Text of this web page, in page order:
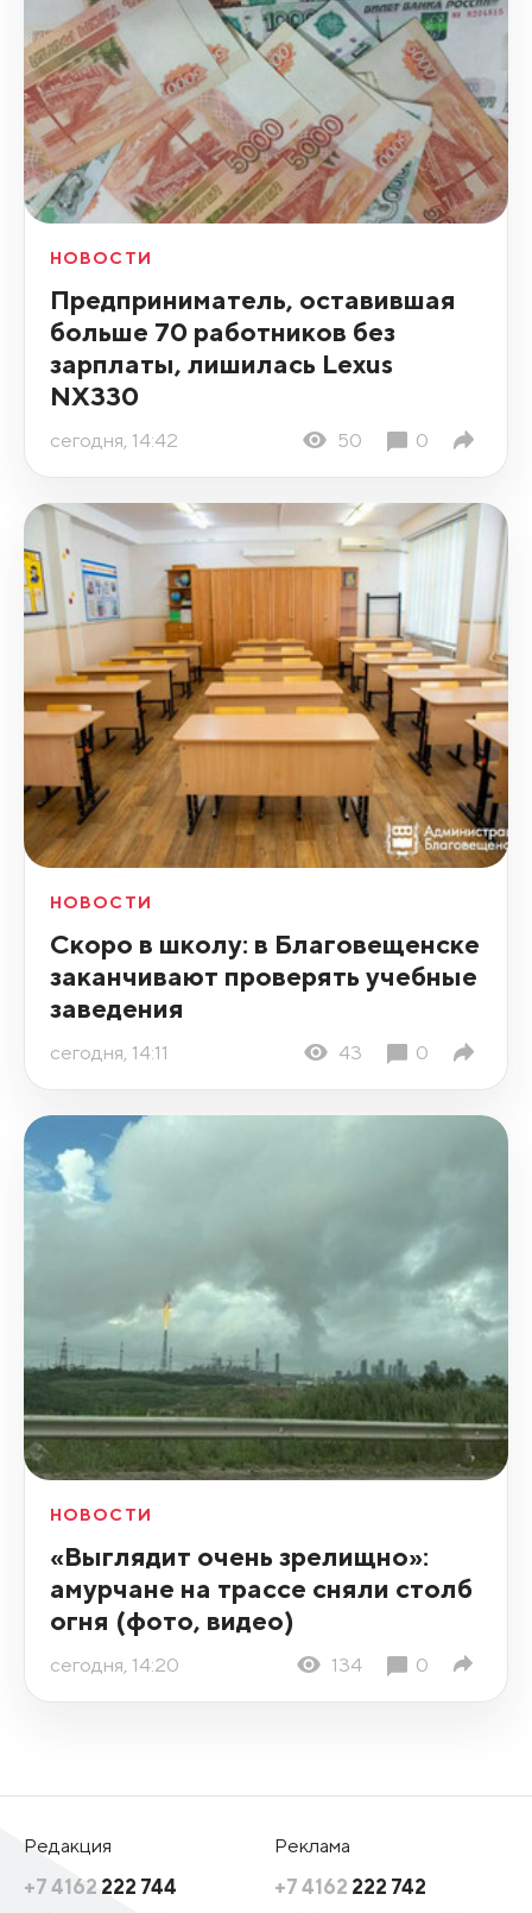
НОВОСТИ
Предприниматель, оставившая
больше 70 работников без
зарплаты, лишилась Lexus
NX330
сегодня, 14:42 50 0
НОВОСТИ
Скоро в школу: в Благовещенске
заканчивают проверять учебные
заведения
сегодня, 14:11 43 0
НОВОСТИ
«Выглядит очень зрелищно»:
амурчане на трассе сняли столб
огня (фото, видео)
сегодня, 14:20 134 0
Редакция
+7 4162 222 744
Реклама
+7 4162 222 742